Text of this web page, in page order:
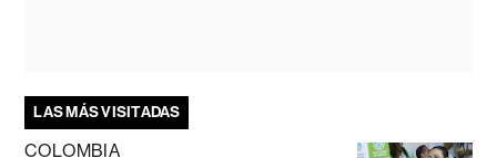
LAS MÁS VISITADAS
COLOMBIA